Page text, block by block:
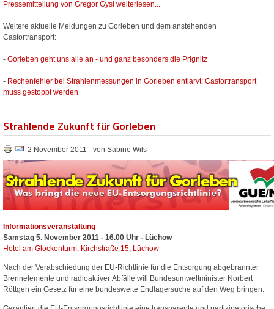
Pressemitteilung von Gregor Gysi weiterlesen...
Weitere aktuelle Meldungen zu Gorleben und dem anstehenden
Castortransport:
- Gorleben geht uns alle an - und ganz besonders die Prignitz
- Rechenfehler bei Strahlenmessungen in Gorleben entlarvt: Castortransport
muss gestoppt werden
Strahlende Zukunft für Gorleben
2 November 2011 von Sabine Wils
Informationsveranstaltung
Samstag 5. November 2011 - 16.00 Uhr - Lüchow
Hotel am Glockenturm; Kirchstraße 15, Lüchow
Nach der Verabschiedung der EU-Richtlinie für die Entsorgung abgebrannter
Brennelemente und radioaktiver Abfälle will Bundesumweltminister Norbert
Röttgen ein Gesetz für eine bundesweite Endlagersuche auf den Weg bringen.